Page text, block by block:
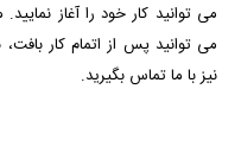
می توانید کار خود را آغاز
می توانید پس از اتمام کار
نیز با ما تماس بگیرید.